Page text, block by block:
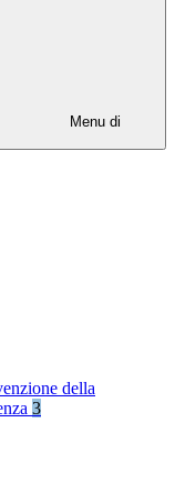
Menu di
della
3